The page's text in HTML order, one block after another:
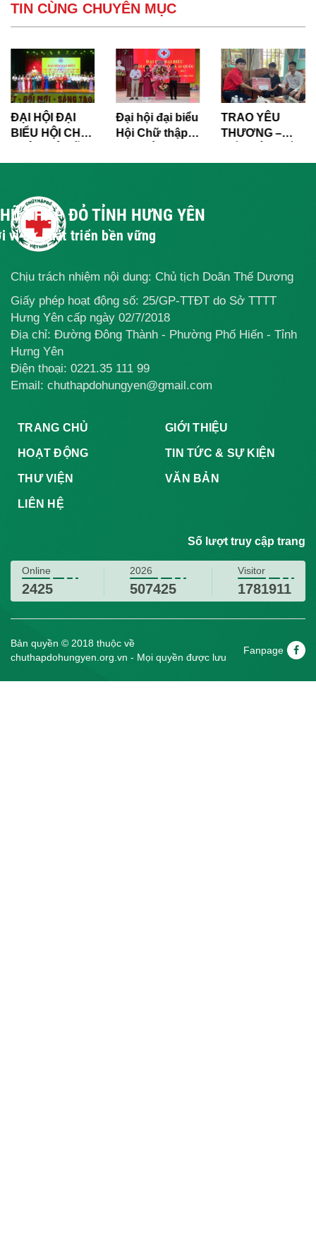
TIN CÙNG CHUYÊN MỤC
ĐẠI HỘI ĐẠI
BIỂU HỘI CHỮ
QUỲNH PHỤ
NHIỆM KỲ
2026-2031
Đại hội đại biểu
Hội Chữ thập
lần thứ I, nhiệm
TRAO YÊU
THƯƠNG –
TRƯỜNG
THẬP ĐỎ TỈNH HƯNG YÊN
vì sự phát triển bền vững
Chịu trách nhiệm nội dung: Chủ tịch Doãn Thế Dương
Giấy phép hoạt động số: 25/GP-TTĐT do Sở TTTT
Hưng Yên cấp ngày 02/7/2018
Địa chỉ: Đường Đông Thành - Phường Phố Hiến - Tỉnh
Hưng Yên
Điện thoại: 0221.35 111 99
Email: chuthapdohungyen@gmail.com
TRANG CHỦ GIỚI THIỆU
HOẠT ĐỘNG TIN TỨC & SỰ KIỆN
THƯ VIỆN VĂN BẢN
LIÊN HỆ
Số lượt truy cập trang
Online
2425
2026
507425
Visitor
1781911
Bản quyền © 2018 thuộc về
chuthapdohungyen.org.vn - Mọi quyền được lưu
Fanpage